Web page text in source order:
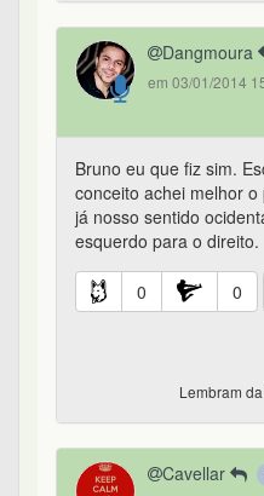
Dangmoura
em 03/01/2014
Bruno eu que fiz sim.
conceito achei melhor
já nosso sentido
esquerdo para o direito.
0 0
Lembram
Cavellar